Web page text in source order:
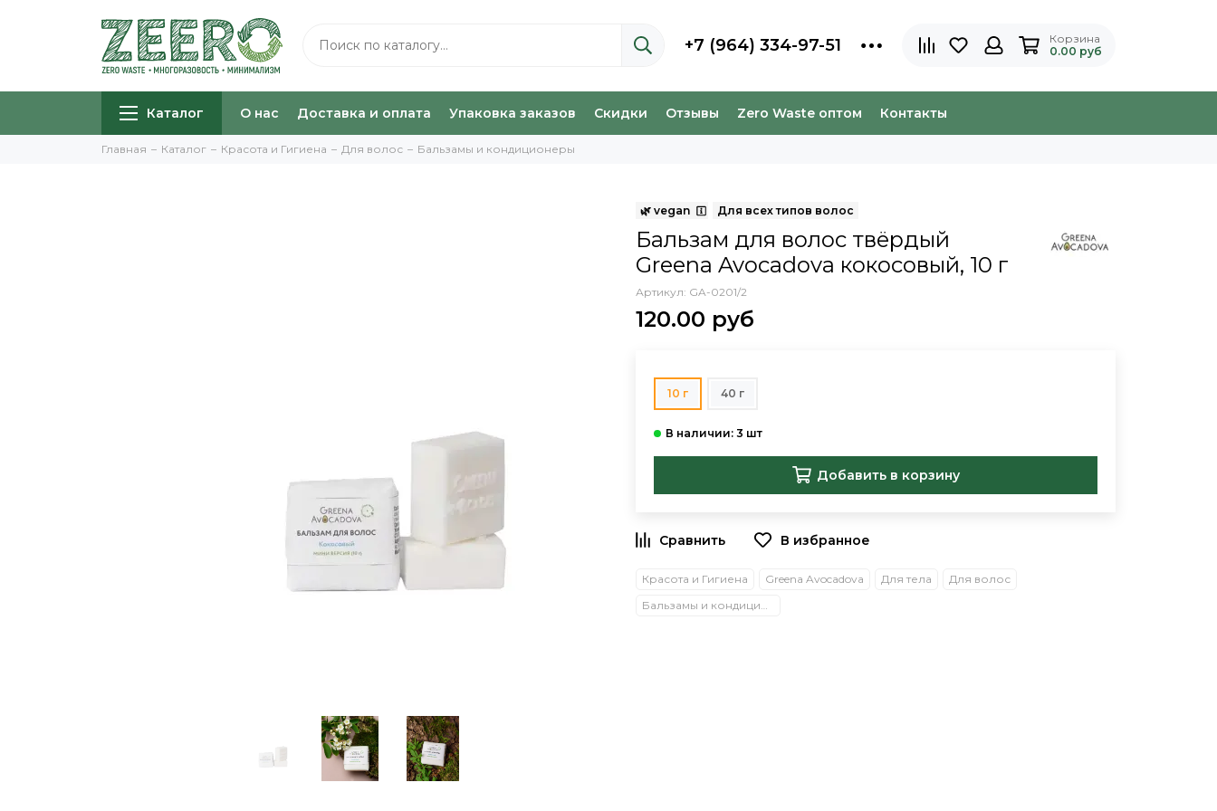
+7 (964) 334-97-51
Корзина
0.00 руб
Каталог О нас Доставка и оплата Упаковка заказов Скидки Отзывы Zero Waste оптом Контакты
Главная Каталог Красота и Гигиена Для волос Бальзамы и кондиционеры
Бальзам для волос твёрдый
Greena Avocadova кокосовый, 10 г
Артикул: GA-0201/2
120.00 руб
10 г 40 г
Добавить в корзину
В избранное
Красота и Гигиена Greena Avocadova Для тела
Для волос